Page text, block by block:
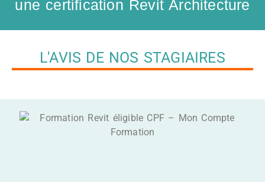
une certification Revit Architecture
L'AVIS DE NOS STAGIAIRES